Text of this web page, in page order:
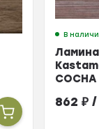
В
СОСНА
862 ₽/